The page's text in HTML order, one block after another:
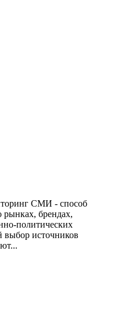
СМИ - способ
брендах,
политических
выбор источников